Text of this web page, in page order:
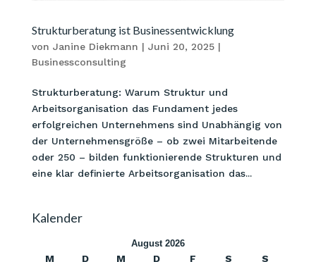
Strukturberatung ist Businessentwicklung
von Janine Diekmann | Juni 20, 2025|
Businessconsulting
Strukturberatung: Warum Struktur und
Arbeitsorganisation das Fundament jedes
erfolgreichen Unternehmens sind Unabhängig von
der Unternehmensgröße – ob zwei Mitarbeitende
oder 250 – bilden funktionierende Strukturen und
eine klar definierte Arbeitsorganisation das...
Kalender
August 2026
M D M D F S
S